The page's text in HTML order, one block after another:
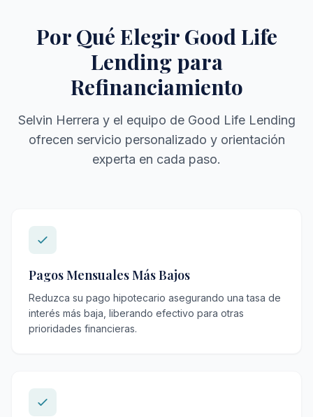
Por Qué Elegir Good Life
Lending para
Refinanciamiento
Selvin Herrera y el equipo de Good Life Lending
ofrecen servicio personalizado y orientación
experta en cada paso.
Pagos Mensuales Más Bajos
Reduzca su pago hipotecario asegurando una tasa de
interés más baja, liberando efectivo para otras
prioridades financieras.